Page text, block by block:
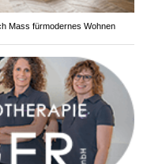
Mass fürmodernes Wohnen